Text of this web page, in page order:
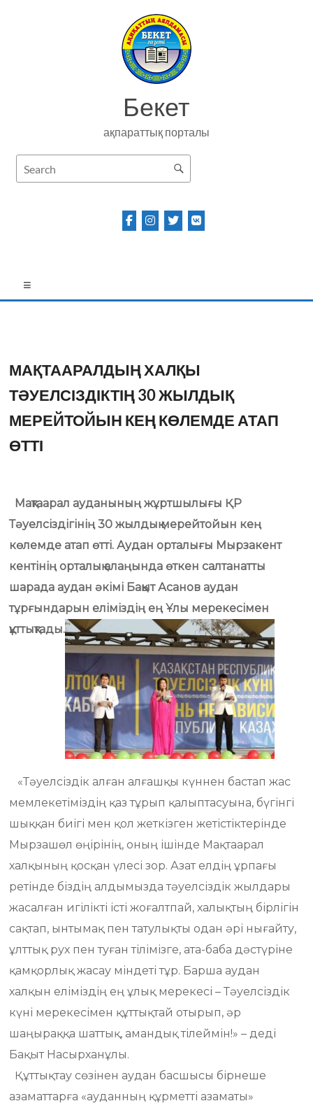
Бекет
ақпараттық порталы
МАҚТААРАЛДЫҢ ХАЛҚЫ
ТӘУЕЛСІЗДІКТІҢ 30 ЖЫЛДЫҚ
МЕРЕЙТОЙЫН КЕҢ КӨЛЕМДЕ АТАП
ӨТТІ
Мақтаарал ауданының жұртшылығы ҚР
Тәуелсіздігінің 30 жылдық мерейтойын кең
көлемде атап өтті. Аудан орталығы Мырзакент
кентінің орталық алаңында өткен салтанатты
шарада аудан әкімі Бақыт Асанов аудан
тұрғындарын еліміздің ең Ұлы мерекесімен
құттықтады.
«Тәуелсіздік алған алғашқы күннен бастап жас
мемлекетіміздің қаз тұрып қалыптасуына, бүгінгі
шыққан биігі мен қол жеткізген жетістіктерінде
Мырзашөл өңірінің, оның ішінде Мақтаарал
халқының қосқан үлесі зор. Азат елдің ұрпағы
ретінде біздің алдымызда тәуелсіздік жылдары
жасалған игілікті істі жоғалтпай, халықтың бірлігін
сақтап, ынтымақ пен татулықты одан әрі нығайту,
ұлттық рух пен туған тілімізге, ата-баба дәстүріне
қамқорлық жасау міндеті тұр. Барша аудан
халқын еліміздің ең ұлық мерекесі – Тәуелсіздік
күні мерекесімен құттықтай отырып, әр
шаңыраққа шаттық, амандық тілеймін!» – деді
Бақыт Насырханұлы.
Құттықтау сөзінен аудан басшысы бірнеше
азаматтарға «ауданның құрметті азаматы»